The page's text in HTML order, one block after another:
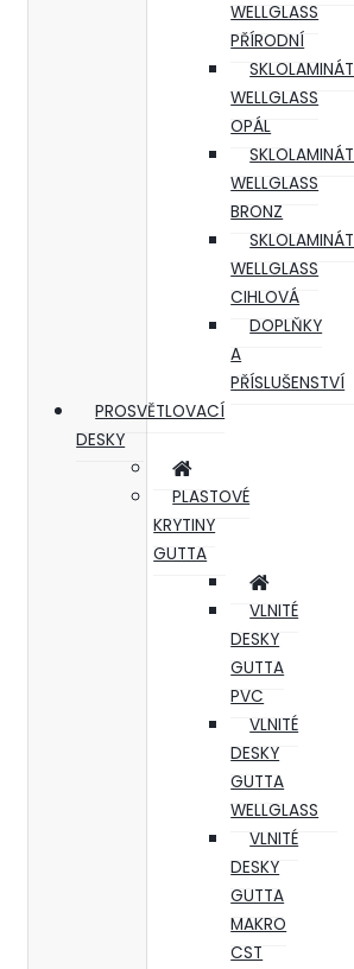
WELLGLASS
PŘÍRODNÍ
SKLOLAMINÁT
WELLGLASS
OPÁL
SKLOLAMINÁT
WELLGLASS
BRONZ
SKLOLAMINÁT
WELLGLASS
CIHLOVÁ
DOPLŇKY
A
PŘÍSLUŠENSTVÍ
PROSVĚTLOVACÍ
DESKY
PLASTOVÉ
KRYTINY
GUTTA
VLNITÉ
DESKY
GUTTA
PVC
VLNITÉ
DESKY
GUTTA
WELLGLASS
VLNITÉ
DESKY
GUTTA
MAKRO
CST